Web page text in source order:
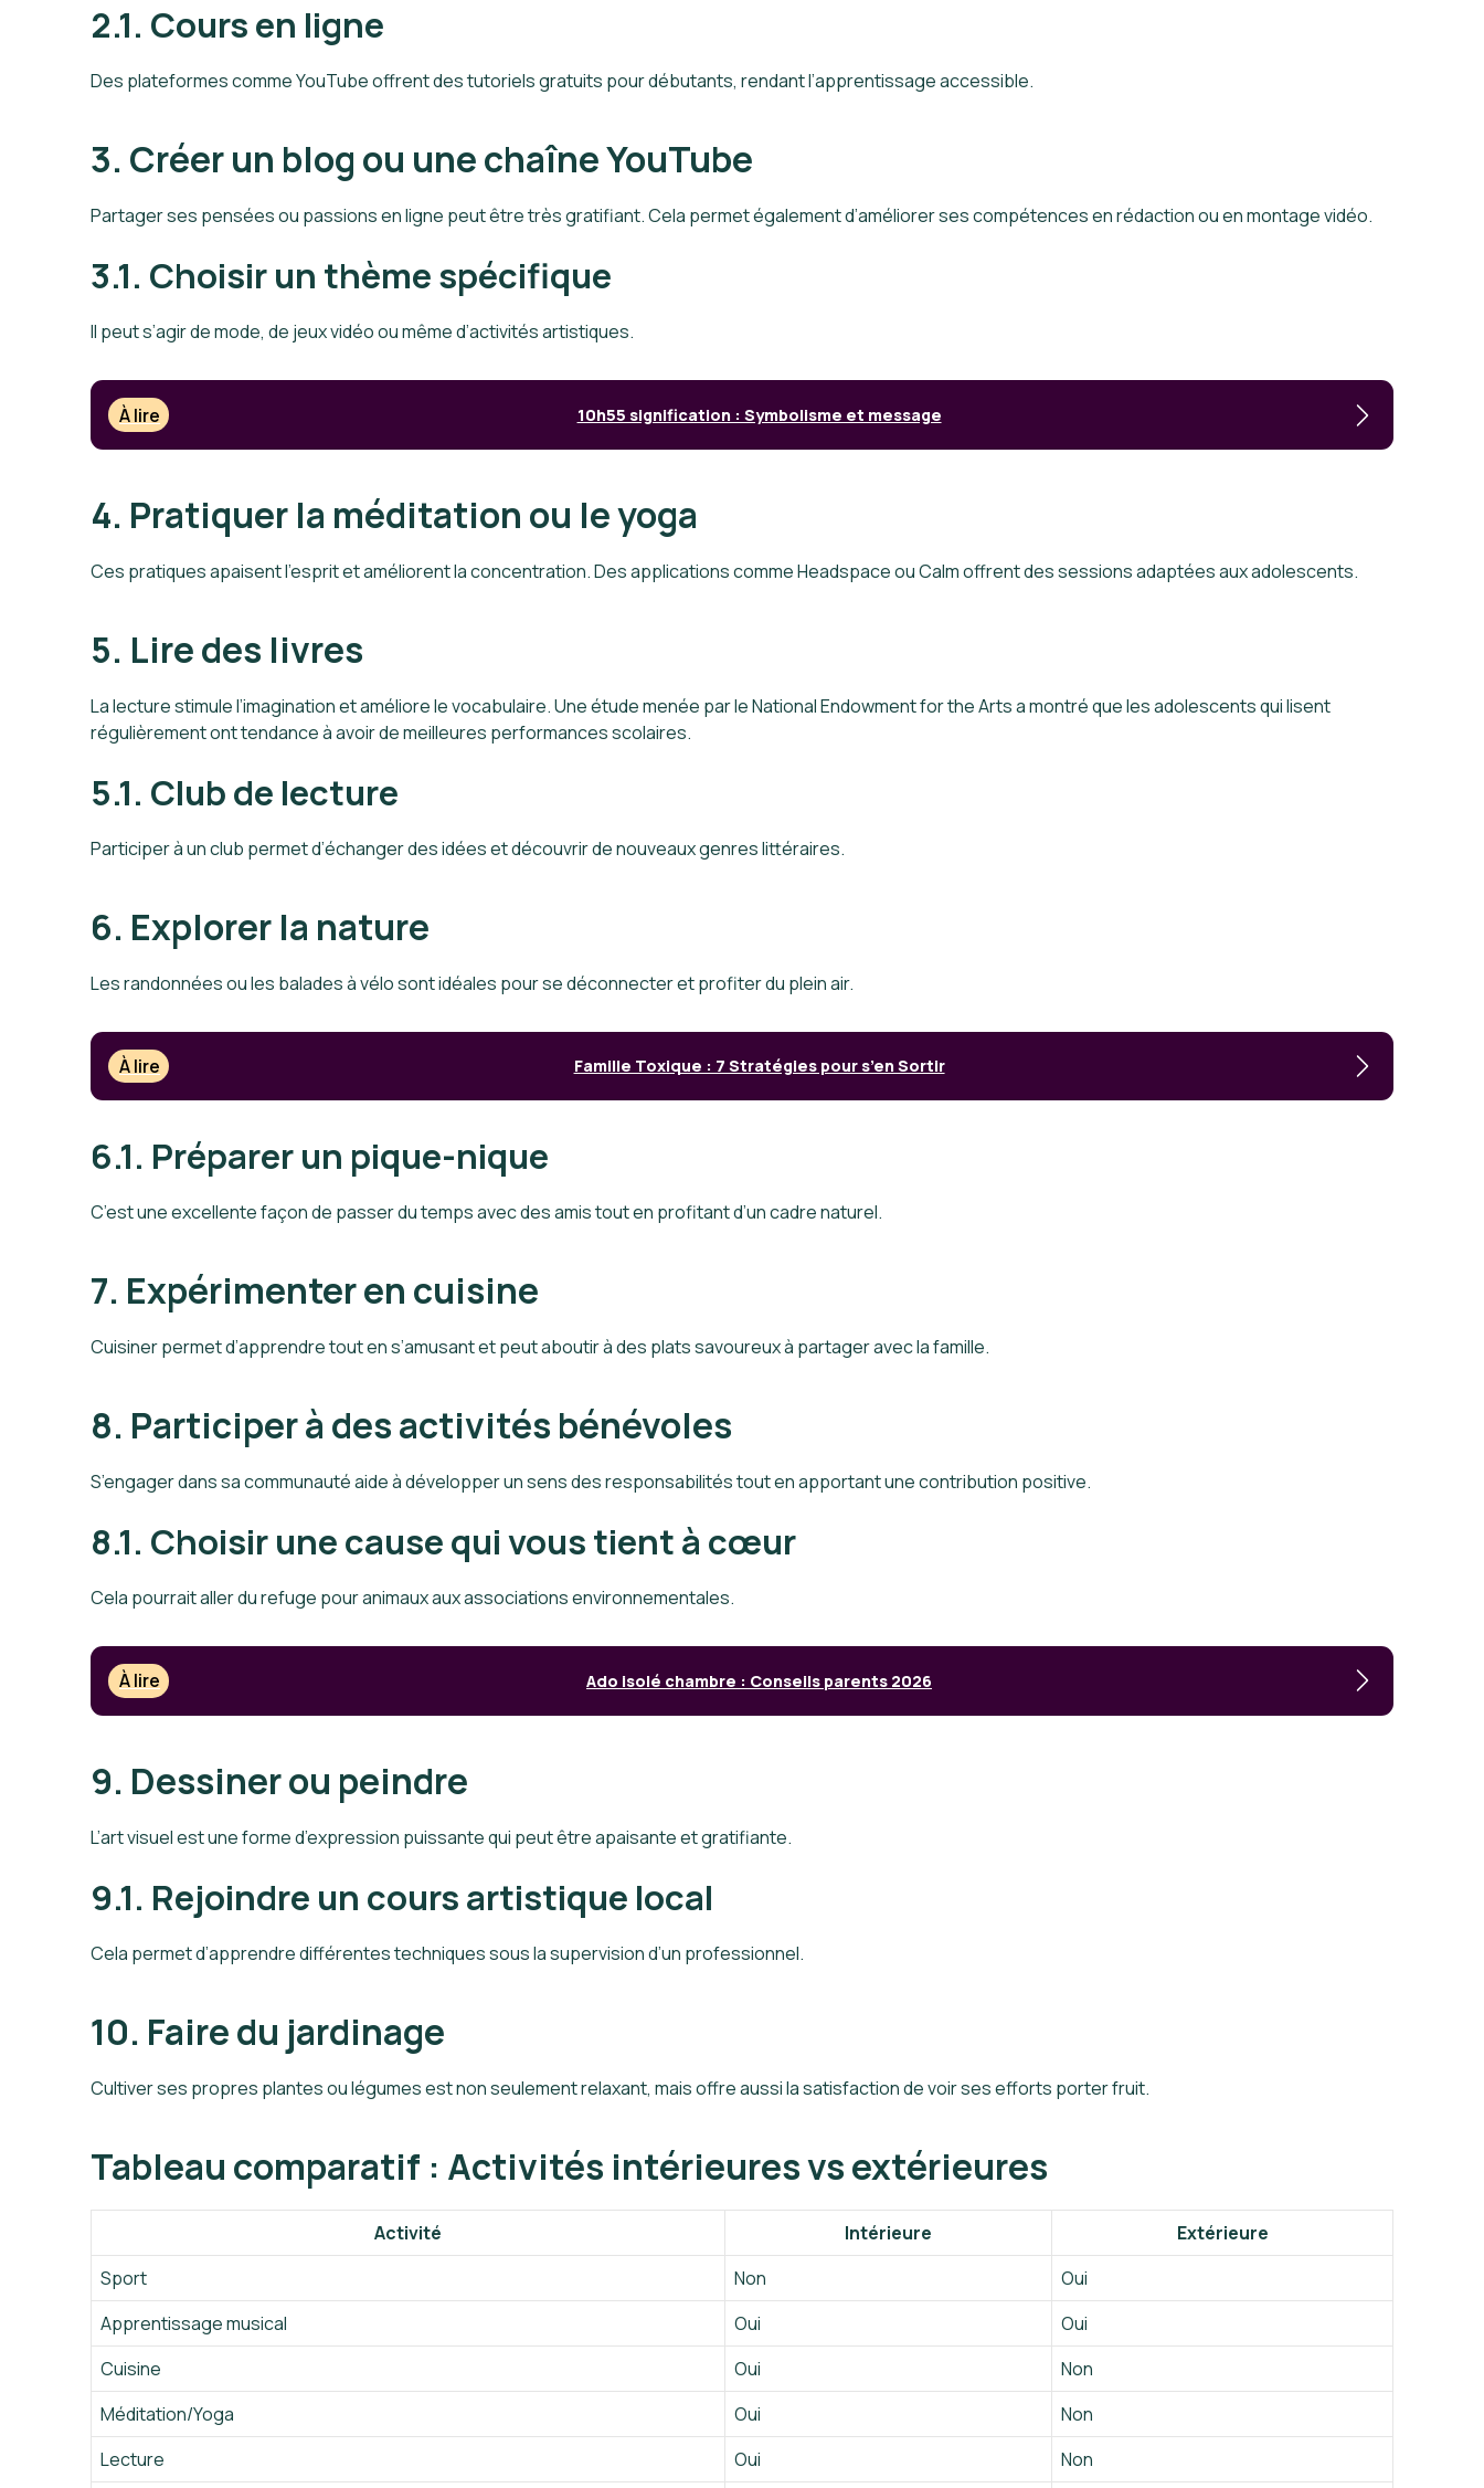
2.1. Cours en ligne
Des plateformes comme YouTube offrent des tutoriels gratuits pour débutants, rendant l’apprentissage accessible.
3. Créer un blog ou une chaîne YouTube
Partager ses pensées ou passions en ligne peut être très gratifiant. Cela permet également d’améliorer ses compétences en rédaction ou en montage vidéo.
3.1. Choisir un thème spécifique
Il peut s’agir de mode, de jeux vidéo ou même d’activités artistiques.
À lire 10h55 signification : Symbolisme et message
4. Pratiquer la méditation ou le yoga
Ces pratiques apaisent l’esprit et améliorent la concentration. Des applications comme Headspace ou Calm offrent des sessions adaptées aux adolescents.
5. Lire des livres
La lecture stimule l’imagination et améliore le vocabulaire. Une étude menée par le National Endowment for the Arts a montré que les adolescents qui lisent
régulièrement ont tendance à avoir de meilleures performances scolaires.
5.1. Club de lecture
Participer à un club permet d’échanger des idées et découvrir de nouveaux genres littéraires.
6. Explorer la nature
Les randonnées ou les balades à vélo sont idéales pour se déconnecter et profiter du plein air.
À lire Famille Toxique : 7 Stratégies pour s’en Sortir
6.1. Préparer un pique-nique
C’est une excellente façon de passer du temps avec des amis tout en profitant d’un cadre naturel.
7. Expérimenter en cuisine
Cuisiner permet d’apprendre tout en s’amusant et peut aboutir à des plats savoureux à partager avec la famille.
8. Participer à des activités bénévoles
S’engager dans sa communauté aide à développer un sens des responsabilités tout en apportant une contribution positive.
8.1. Choisir une cause qui vous tient à cœur
Cela pourrait aller du refuge pour animaux aux associations environnementales.
À lire Ado isolé chambre : Conseils parents 2026
9. Dessiner ou peindre
L’art visuel est une forme d’expression puissante qui peut être apaisante et gratifiante.
9.1. Rejoindre un cours artistique local
Cela permet d’apprendre différentes techniques sous la supervision d’un professionnel.
10. Faire du jardinage
Cultiver ses propres plantes ou légumes est non seulement relaxant, mais offre aussi la satisfaction de voir ses efforts porter fruit.
Tableau comparatif : Activités intérieures vs extérieures
Activité Intérieure
Extérieure
Sport
Non
Oui
Apprentissage musical
Oui
Oui
Cuisine
Oui
Non
Méditation/Yoga
Oui
Non
Lecture
Oui Non